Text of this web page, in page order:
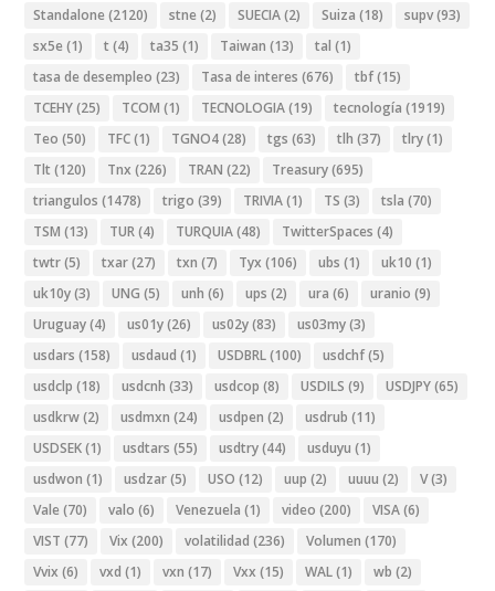
Standalone (2120) stne (2) SUECIA(2) Suiza (18) supv(93)
sx5e (1) t (4) ta35 (1) Taiwan (13) tal (1)
tasa de desempleo (23) Tasa de interes (676) tbf(15)
TCEHY(25) TCOM (1) TECNOLOGIA(19) tecnología (1919)
Teo (50) TFC(1) TGNO4(28) tgs (63) tlh (37) tlry(1)
Tlt (120) Tnx (226) TRAN (22) Treasury(695)
triangulos (1478) trigo (39) TRIVIA(1) TS (3) tsla (70)
TSM (13) TUR(4) TURQUIA(48) TwitterSpaces (4)
twtr(5) txar(27) txn (7) Tyx (106) ubs (1) uk10 (1)
uk10y(3) UNG (5) unh (6) ups (2) ura (6) uranio (9)
Uruguay(4) us01y(26) us02y(83) us03my(3)
usdars (158) usdaud (1) USDBRL(100) usdchf(5)
usdclp (18) usdcnh (33) usdcop (8) USDILS (9) USDJPY(65)
usdkrw(2) usdmxn (24) usdpen (2) usdrub (11)
USDSEK(1) usdtars (55) usdtry(44) usduyu (1)
usdwon (1) usdzar(5) USO (12) uup (2) uuuu (2) V(3)
Vale (70) valo (6) Venezuela (1) video (200) VISA(6)
VIST (77) Vix (200) volatilidad (236) Volumen (170)
Vvix (6) vxd (1) vxn (17) Vxx (15) WAL(1) wb (2)